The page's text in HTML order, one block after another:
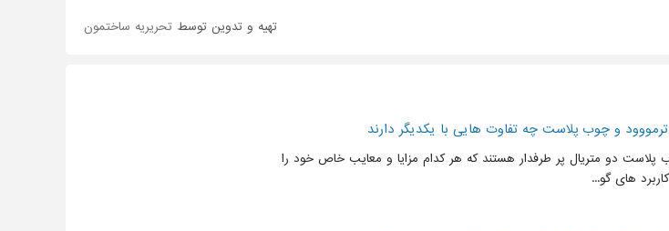
تهیه و تدوین توسط تحریریه ساختمون
و چوب پلاست چه تفاوت هایی با یکدیگر دارند
پلاست دو متریال پر طرفدار هستند که هر کدام مزایا و معایب خاص خود را
های گو...